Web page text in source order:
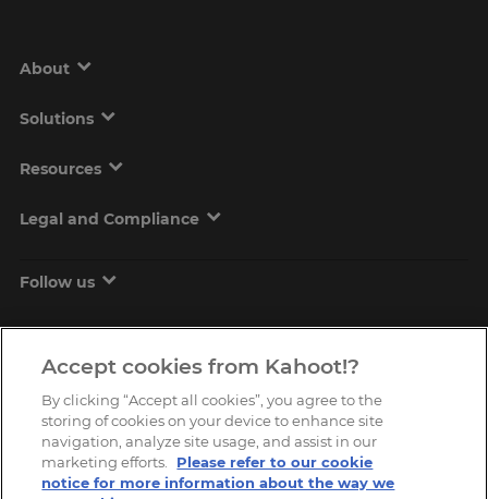
About
Solutions
Resources
Legal and Compliance
Follow us
Copyright © 2026, Kahoot! All Rights Reserved.
Accept cookies from Kahoot!?
By clicking “Accept all cookies”, you agree to the
storing of cookies on your device to enhance site
navigation, analyze site usage, and assist in our
marketing efforts.
Please refer to our cookie
notice for more information about the way we